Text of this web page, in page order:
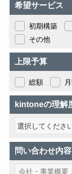
希望サービス
初期構築
その他
上限予算
総額
kintoneの理解
問い合わせ内容